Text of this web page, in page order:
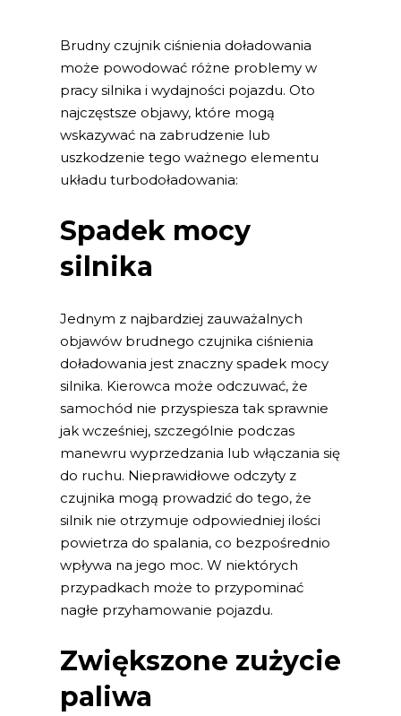
Brudny czujnik ciśnienia doładowania
może powodować różne problemy w
pracy silnika i wydajności pojazdu. Oto
najczęstsze objawy, które mogą
wskazywać na zabrudzenie lub
uszkodzenie tego ważnego elementu
układu turbodoładowania:
Spadek mocy
silnika
Jednym z najbardziej zauważalnych
objawów brudnego czujnika ciśnienia
doładowania jest znaczny spadek mocy
silnika. Kierowca może odczuwać, że
samochód nie przyspiesza tak sprawnie
jak wcześniej, szczególnie podczas
manewru wyprzedzania lub włączania się
do ruchu. Nieprawidłowe odczyty z
czujnika mogą prowadzić do tego, że
silnik nie otrzymuje odpowiedniej ilości
powietrza do spalania, co bezpośrednio
wpływa na jego moc. W niektórych
przypadkach może to przypominać
nagłe przyhamowanie pojazdu.
Zwiększone zużycie
paliwa